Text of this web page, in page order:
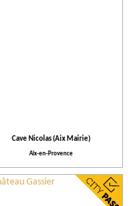
Cave Nicolas (Aix Mairie)
Aix-en-Provence